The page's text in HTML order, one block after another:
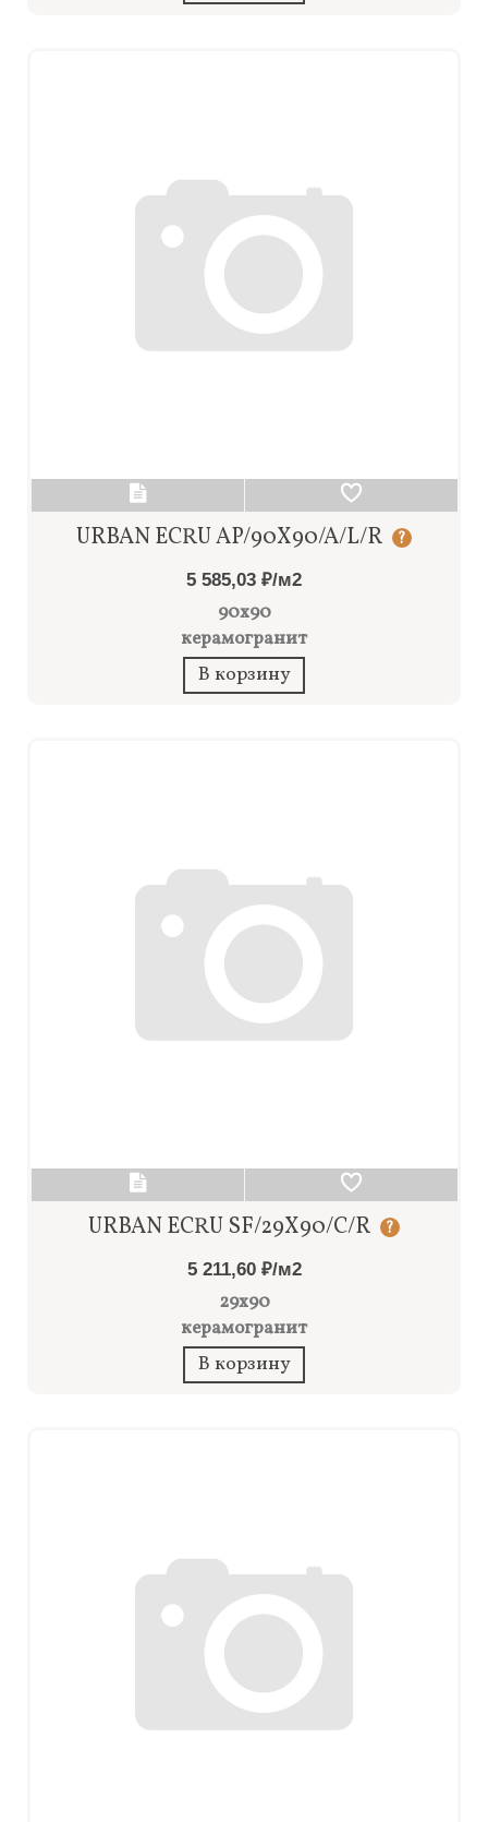
URBAN ECRU AP/90X90/A/L/R ?
5 585,03 ₽/м2
90x90
керамогранит
В корзину
URBAN ECRU SF/29X90/C/R ?
5 211,60 ₽/м2
29x90
керамогранит
В корзину